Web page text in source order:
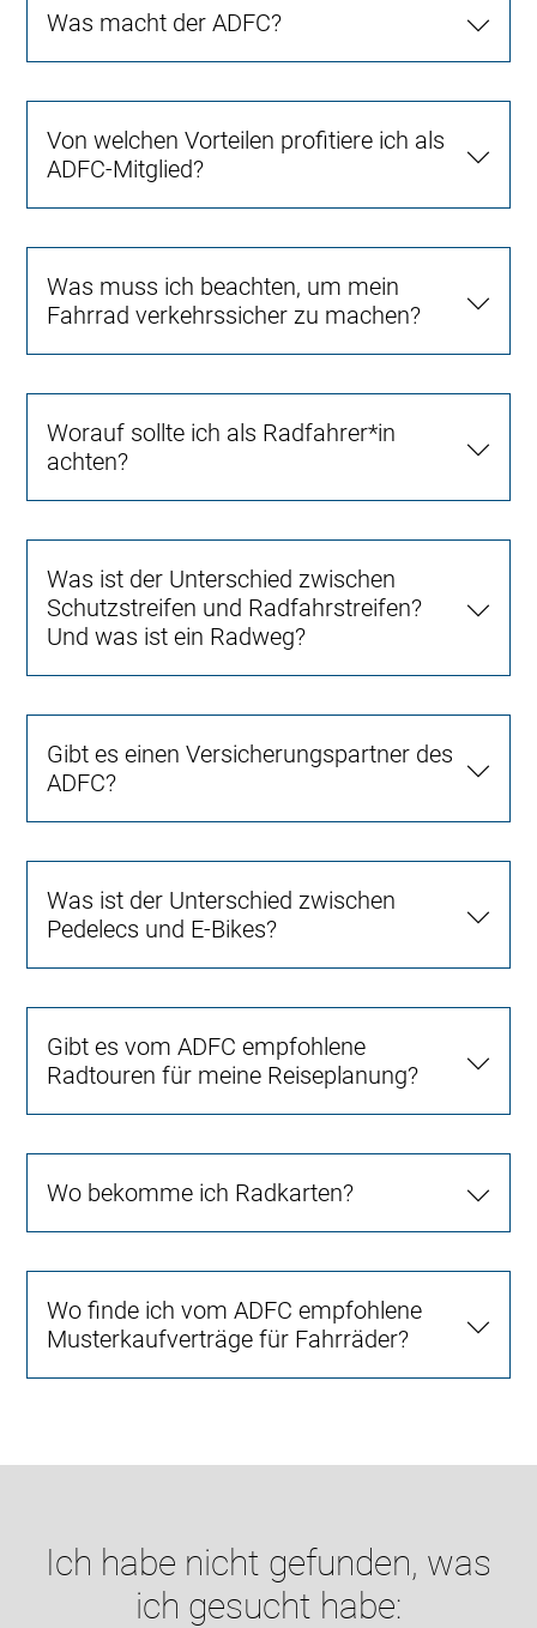
Was macht der ADFC?
Von welchen Vorteilen profitiere ich als
ADFC-Mitglied?
Was muss ich beachten, um mein
Fahrrad verkehrssicher zu machen?
Worauf sollte ich als Radfahrer*in
achten?
Was ist der Unterschied zwischen
Schutzstreifen und Radfahrstreifen?
Und was ist ein Radweg?
Gibt es einen Versicherungspartner des
ADFC?
Was ist der Unterschied zwischen
Pedelecs und E-Bikes?
Gibt es vom ADFC empfohlene
Radtouren für meine Reiseplanung?
Wo bekomme ich Radkarten?
Wo finde ich vom ADFC empfohlene
Musterkaufverträge für Fahrräder?
Ich habe nicht gefunden, was
ich gesucht habe: